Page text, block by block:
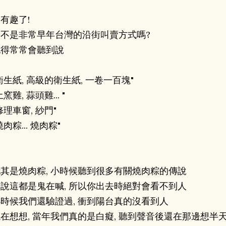
趣了!
是非常早年台灣的沿街叫賣方式嗎?
常常會聽到說
生紙, 高級的衛生紙, 一卷一百塊"
窯雞, 蒜頭雞... "
理車窗, 紗門"
肉粽... 燒肉粽"
是燒肉粽, 小時候聽到很多有關燒肉粽的傳說
這都是鬼在喊, 所以你出去時絕對會看不到人
候我們還驗證過, 衝到陽台真的沒看到人
想想, 當年我們真的是白癡, 聽到聲音後還在那邊想半